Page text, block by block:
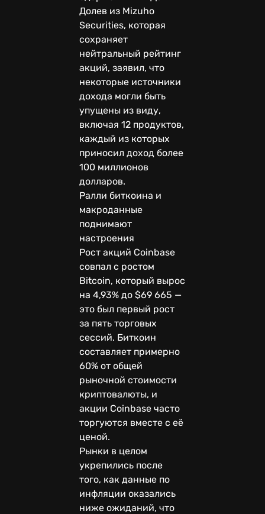
Долев из Mizuho
Securities, которая
сохраняет
нейтральный рейтинг
акций, заявил, что
некоторые источники
дохода могли быть
упущены из виду,
включая 12 продуктов,
каждый из которых
приносил доход более
100 миллионов
долларов.
Ралли биткоина и
макроданные
поднимают
настроения
Рост акций Coinbase
совпал с ростом
Bitcoin, который вырос
на 4,93% до $69 665 —
это был первый рост
за пять торговых
сессий. Биткоин
составляет примерно
60% от общей
рыночной стоимости
криптовалюты, и
акции Coinbase часто
торгуются вместе с её
ценой.
Рынки в целом
укрепились после
того, как данные по
инфляции оказались
ниже ожиданий, что